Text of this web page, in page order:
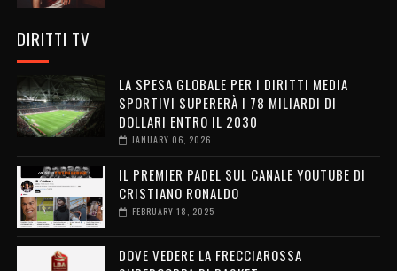
DIRITTI TV
LA SPESA GLOBALE PER I DIRITTI MEDIA
SPORTIVI SUPERERÀ I 78 MILIARDI DI
DOLLARI ENTRO IL 2030
JANUARY 06, 2026
IL PREMIER PADEL SUL CANALE YOUTUBE DI
CRISTIANO RONALDO
FEBRUARY 18, 2025
DOVE VEDERE LA FRECCIAROSSA